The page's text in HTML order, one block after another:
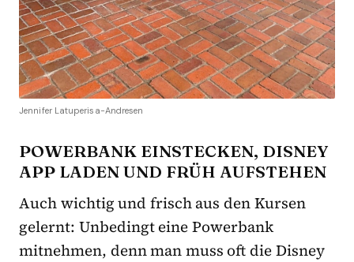
Jennifer Latuperisa-Andresen
POWERBANK EINSTECKEN, DISNEY
APP LADEN UND FRÜH AUFSTEHEN
Auch wichtig und frisch aus den Kursen
gelernt: Unbedingt eine Powerbank
mitnehmen, denn man muss oft die Disney